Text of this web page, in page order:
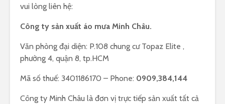
vui lòng liên hệ:
Công ty sản xuất áo mưa Minh Châu.
Văn phòng đại diện: P.108 chung cư Topaz Elite ,
phường 4, quận 8, tp.HCM
Mã số thuế: 3401186170 – Phone: 0909,384,144
Công ty Minh Châu là đơn vị trực tiếp sản xuất tất cả